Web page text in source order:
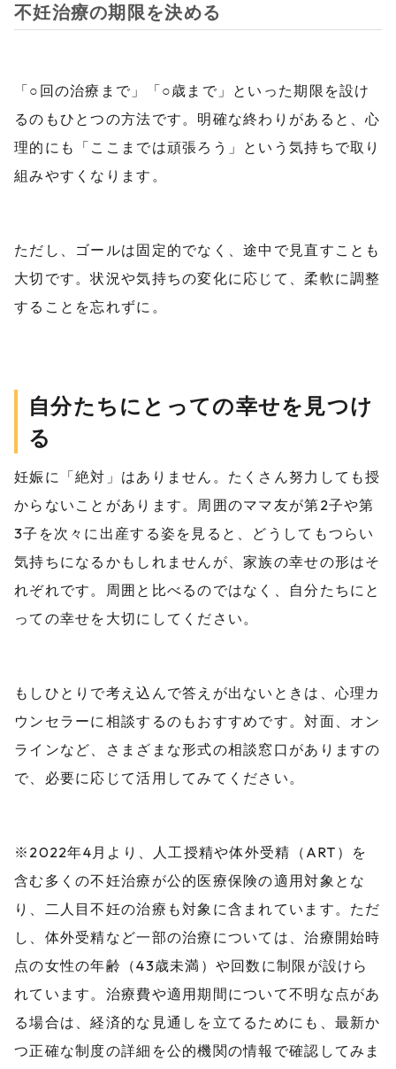
不妊治療の期限を決める
「○回の治療まで」「○歳まで」といった期限を設け
るのもひとつの方法です。明確な終わりがあると、心
理的にも「ここまでは頑張ろう」という気持ちで取り
組みやすくなります。
ただし、ゴールは固定的でなく、途中で見直すことも
大切です。状況や気持ちの変化に応じて、柔軟に調整
することを忘れずに。
自分たちにとっての幸せを見つけ
る
妊娠に「絶対」はありません。たくさん努力しても授
からないことがあります。周囲のママ友が第2子や第
3子を次々に出産する姿を見ると、どうしてもつらい
気持ちになるかもしれませんが、家族の幸せの形はそ
れぞれです。周囲と比べるのではなく、自分たちにと
っての幸せを大切にしてください。
もしひとりで考え込んで答えが出ないときは、心理カ
ウンセラーに相談するのもおすすめです。対面、オン
ラインなど、さまざまな形式の相談窓口がありますの
で、必要に応じて活用してみてください。
※2022年4月より、人工授精や体外受精（ART）を
含む多くの不妊治療が公的医療保険の適用対象とな
り、二人目不妊の治療も対象に含まれています。ただ
し、体外受精など一部の治療については、治療開始時
点の女性の年齢（43歳未満）や回数に制限が設けら
れています。治療費や適用期間について不明な点があ
る場合は、経済的な見通しを立てるためにも、最新か
つ正確な制度の詳細を公的機関の情報で確認してみま